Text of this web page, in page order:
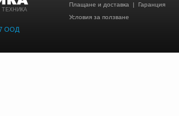
ООД
Плащане и доставка | Гаранция
Условия за ползване